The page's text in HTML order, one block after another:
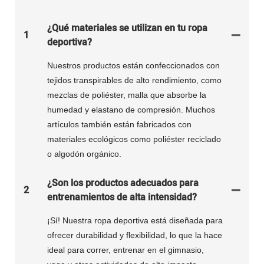
1
¿Qué materiales se utilizan en tu ropa
deportiva?
Nuestros productos están confeccionados con
tejidos transpirables de alto rendimiento, como
mezclas de poliéster, malla que absorbe la
humedad y elastano de compresión. Muchos
artículos también están fabricados con
materiales ecológicos como poliéster reciclado
o algodón orgánico.
2
¿Son los productos adecuados para
entrenamientos de alta intensidad?
¡Sí! Nuestra ropa deportiva está diseñada para
ofrecer durabilidad y flexibilidad, lo que la hace
ideal para correr, entrenar en el gimnasio,